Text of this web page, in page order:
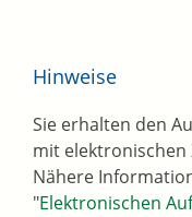
Hinweise
Sie erhalten den
mit elektronischen
Nähere
"Elektronischen